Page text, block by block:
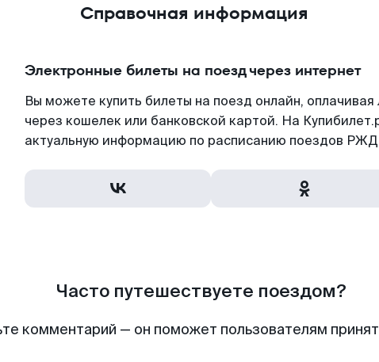
Справочная информация
Электронные билеты на поезд через интернет
Вы можете купить билеты на поезд онлайн,
через кошелек или банковской картой. На
актуальную информацию по расписанию поездов
Часто путешествуете поездом?
комментарий — он поможет пользователям